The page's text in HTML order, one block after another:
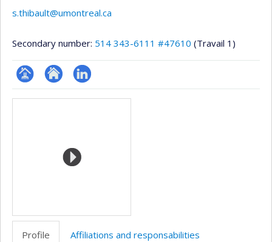
s.thibault@umontreal.ca
Secondary number: 514 343-6111 #47610 (Travail 1)
Page Site
recherche
LinkedIn
Media
Profile Affiliations and responsabilities